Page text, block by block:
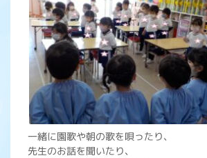
一緒に園歌や朝の歌を唄ったり、
先生のお話を聞いたり、